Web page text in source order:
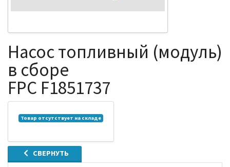
СВЕРНУТЬ
Насос топливный (модуль)
в сборе
FPC F1851737
Товар отсутствует на складе